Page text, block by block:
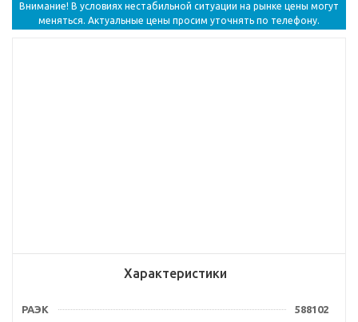
Внимание! В условиях нестабильной ситуации на рынке цены могут
меняться. Актуальные цены просим уточнять по телефону.
Характеристики
РАЭК
588102